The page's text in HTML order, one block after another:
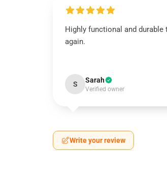
Highly functional and durable
again.
S Sarah
Verified owner
Write your review